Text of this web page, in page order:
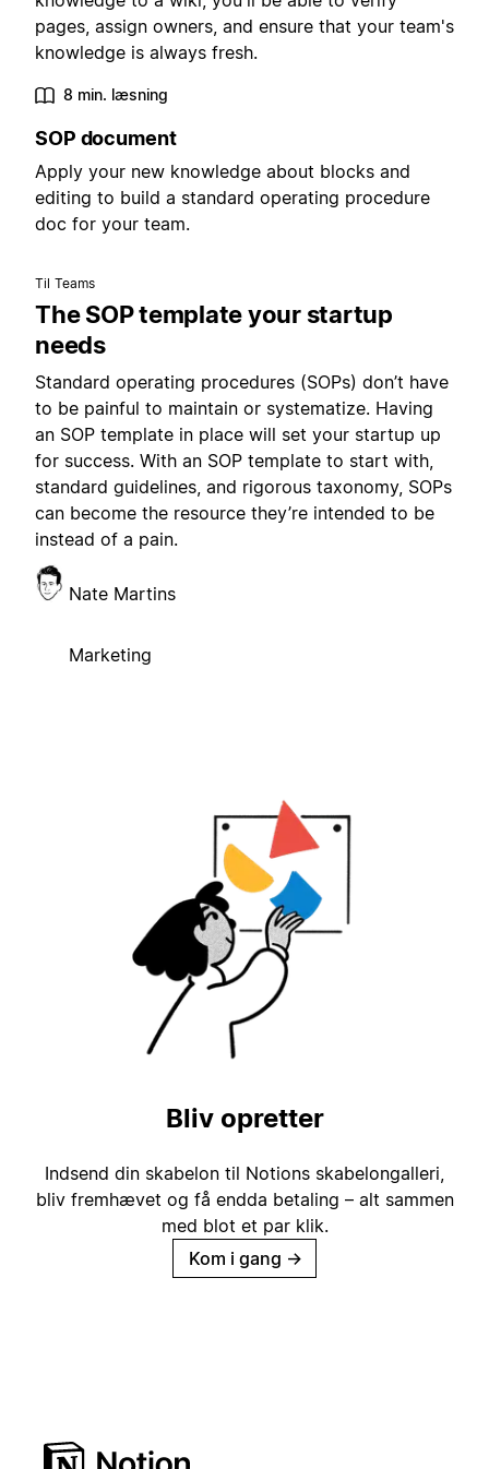
pages, assign owners, and ensure that your team's
knowledge is always fresh.
8 min. læsning
SOP document
Apply your new knowledge about blocks and
editing to build a standard operating procedure
doc for your team.
Til Teams
The SOP template your startup
needs
Standard operating procedures (SOPs) don’t have
to be painful to maintain or systematize. Having
an SOP template in place will set your startup up
for success. With an SOP template to start with,
standard guidelines, and rigorous taxonomy, SOPs
can become the resource they’re intended to be
instead of a pain.
Nate Martins
Marketing
Bliv opretter
Indsend din skabelon til Notions skabelongalleri,
bliv fremhævet og få endda betaling – alt sammen
med blot et par klik.
Kom i gang →